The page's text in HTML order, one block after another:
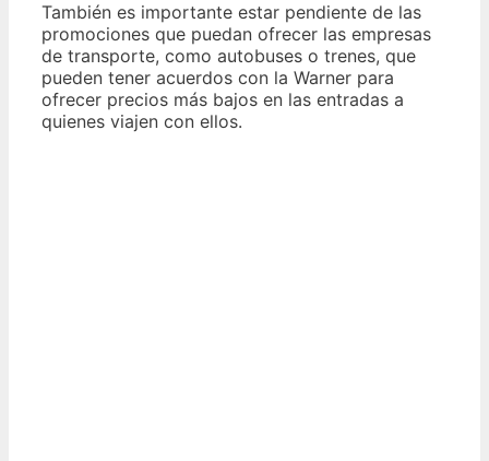
También es importante estar pendiente de las
promociones que puedan ofrecer las empresas
de transporte, como autobuses o trenes, que
pueden tener acuerdos con la Warner para
ofrecer precios más bajos en las entradas a
quienes viajen con ellos.